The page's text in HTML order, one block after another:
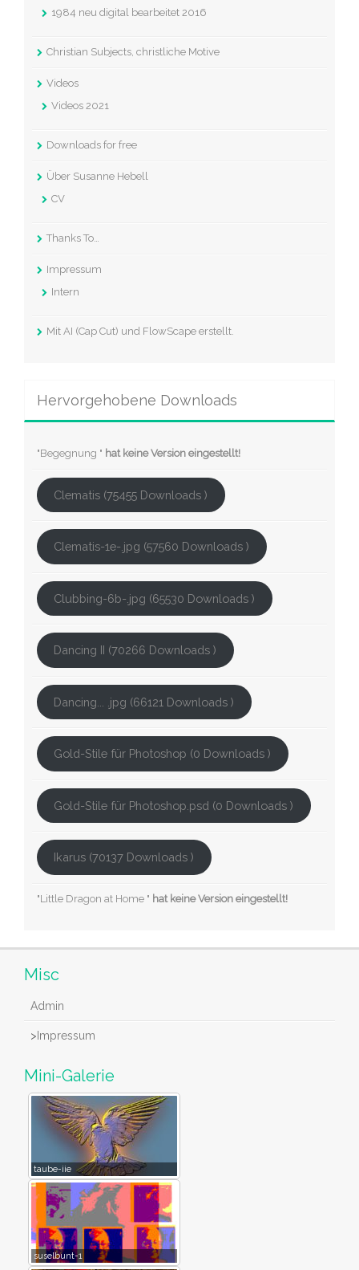
1984 neu digital bearbeitet 2016
Christian Subjects, christliche Motive
Videos
Videos 2021
Downloads for free
Über Susanne Hebell
CV
Thanks To…
Impressum
Intern
Mit AI (Cap Cut) und FlowScape erstellt.
Hervorgehobene Downloads
"Begegnung " hat keine Version eingestellt!
Clematis (75455 Downloads )
Clematis-1e-.jpg (57560 Downloads )
Clubbing-6b-.jpg (65530 Downloads )
Dancing II (70266 Downloads )
Dancing... .jpg (66121 Downloads )
Gold-Stile für Photoshop (0 Downloads )
Gold-Stile für Photoshop.psd (0 Downloads )
Ikarus (70137 Downloads )
"Little Dragon at Home " hat keine Version eingestellt!
Misc
Admin
> Impressum
Mini-Galerie
taube-iie
suselbunt-1